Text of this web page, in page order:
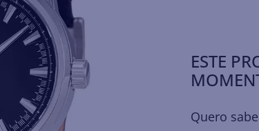
ESTE
Quero